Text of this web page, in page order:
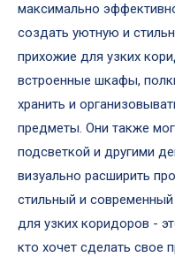
максимально
создать уютную и
прихожие для узких
встроенные шкафы,
хранить и
предметы. Они также
подсветкой и другими
визуально расширить
стильный и
для узких коридоров -
кто хочет сделать свое